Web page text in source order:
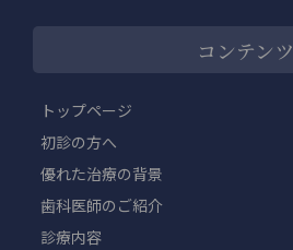
コンテンツ
トップページ
初診の方へ
優れた治療の背景
歯科医師のご紹介
診療内容